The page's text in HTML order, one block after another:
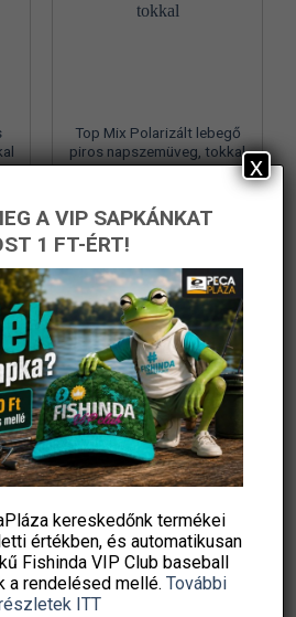
Top Mix Polarizált lebegő
piros napszemüveg, tokkal
KOSÁRBA TESZEM
Preston Towel kéztörlő
A VIP SAPKÁNKAT
1 FT-ÉRT!
kereskedőnk termékei
értékben, és automatikusan
Fishinda VIP Club baseball
a rendelésed mellé. További
ITT
x